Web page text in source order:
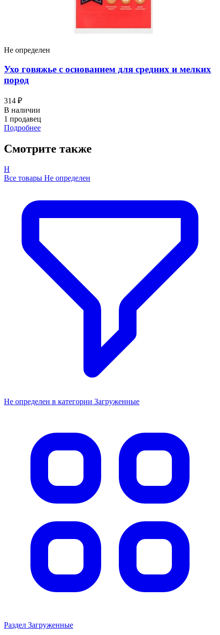
Не определен
Ухо говяжье с основанием для средних и мелких
пород
314 ₽
В наличии
1 продавец
Подробнее
Смотрите также
Н
Все товары Не определен
Не определен в категории Загруженные
Раздел Загруженные